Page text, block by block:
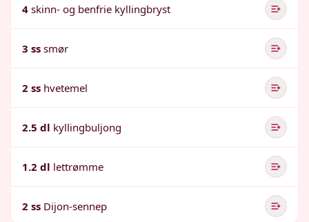
4 skinn- og benfrie kyllingbryst
3 ss smør
2 ss hvetemel
2.5 dl kyllingbuljong
1.2 dl lettrømme
2 ss Dijon-sennep